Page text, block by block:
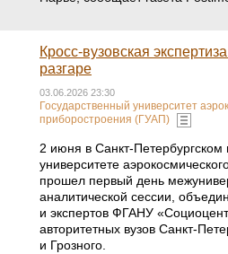
Кросс-вузовская
разгаре
03.06.2026 23:30
Государственный университет
приборостроения (ГУАП)
2 июня в Санкт-Петербургском
университете
прошел первый день
аналитической сессии,
и экспертов ФГАНУ
авторитетных вузов Санкт-
и Грозного.